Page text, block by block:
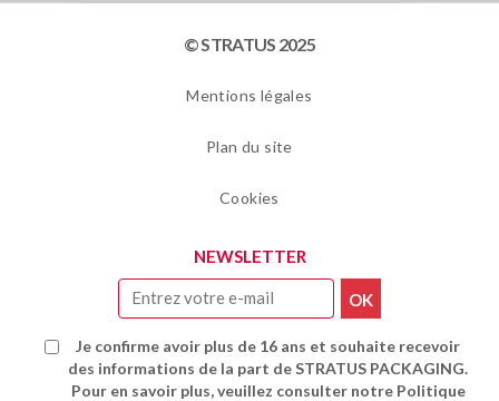
© STRATUS 2025
Mentions légales
Plan du site
Cookies
NEWSLETTER
Je confirme avoir plus de 16 ans et souhaite recevoir
des informations de la part de STRATUS PACKAGING.
Pour en savoir plus, veuillez consulter notre Politique